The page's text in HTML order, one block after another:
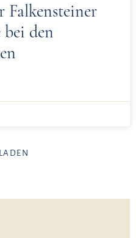
Falkensteiner
den